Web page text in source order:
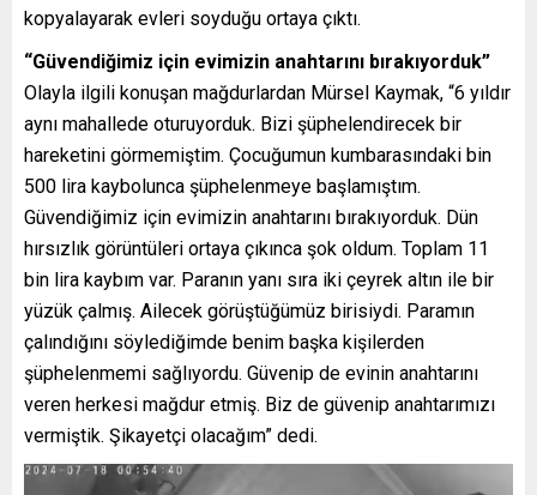
kopyalayarak evleri soyduğu ortaya çıktı.
“Güvendiğimiz için evimizin anahtarını bırakıyorduk”
Olayla ilgili konuşan mağdurlardan Mürsel Kaymak, “6 yıldır
aynı mahallede oturuyorduk. Bizi şüphelendirecek bir
hareketini görmemiştim. Çocuğumun kumbarasındaki bin
500 lira kaybolunca şüphelenmeye başlamıştım.
Güvendiğimiz için evimizin anahtarını bırakıyorduk. Dün
hırsızlık görüntüleri ortaya çıkınca şok oldum. Toplam 11
bin lira kaybım var. Paranın yanı sıra iki çeyrek altın ile bir
yüzük çalmış. Ailecek görüştüğümüz birisiydi. Paramın
çalındığını söylediğimde benim başka kişilerden
şüphelenmemi sağlıyordu. Güvenip de evinin anahtarını
veren herkesi mağdur etmiş. Biz de güvenip anahtarımızı
vermiştik. Şikayetçi olacağım” dedi.
Video